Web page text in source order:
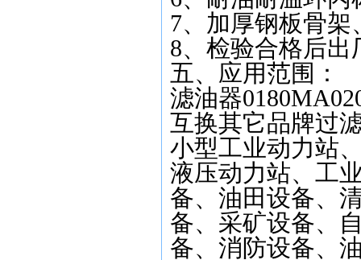
7、加厚钢板骨
8、检验合格后
五、应用范围：
滤油器
互换其它品牌过
小型工业动力站
液压动力站、工
备、油田设备、
备、采矿设备、
备、消防设备、